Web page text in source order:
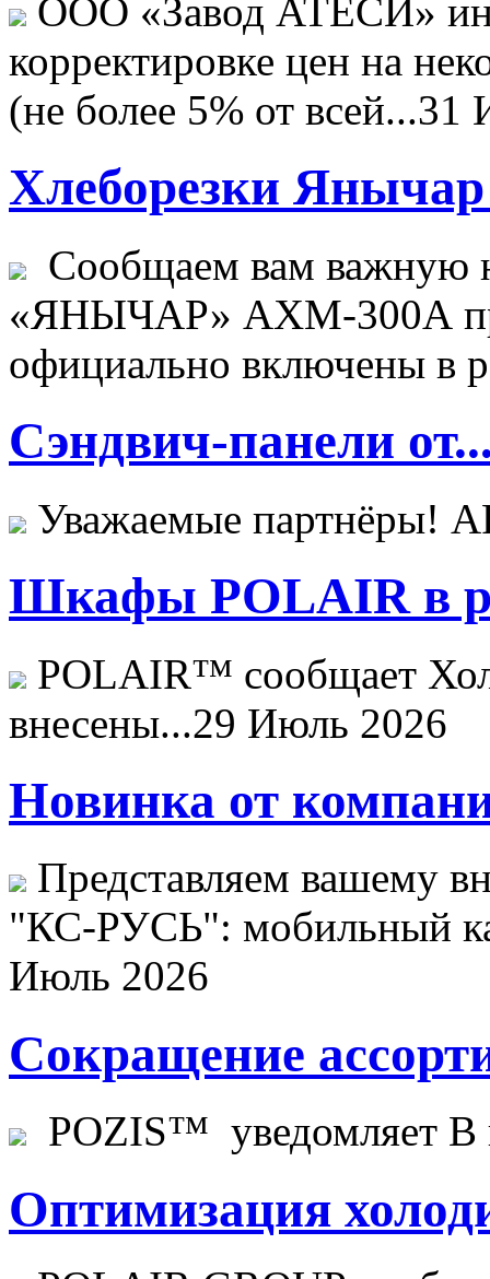
ООО «Завод АТЕСИ»
корректировке цен на
(не более 5% от всей...31
Хлеборезки Янычар
Сообщаем вам важную
«ЯНЫЧАР» АХМ-300А
официально включены в
Сэндвич-панели
Уважаемые
Шкафы POLAIR в
POLAIR™ сообщает
внесены...29 Июль 2026
Новинка от
Представляем вашему
"КС-РУСЬ": мобильный
Июль 2026
Сокращение
POZIS™ уведомляет В
Оптимизация